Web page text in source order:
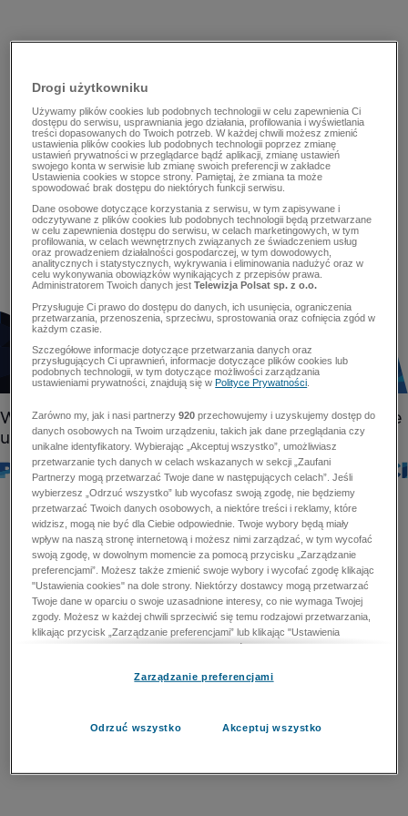
Drogi użytkowniku
Używamy plików cookies lub podobnych technologii w celu zapewnienia Ci
dostępu do serwisu, usprawniania jego działania, profilowania i wyświetlania
treści dopasowanych do Twoich potrzeb. W każdej chwili możesz zmienić
ustawienia plików cookies lub podobnych technologii poprzez zmianę
ustawień prywatności w przeglądarce bądź aplikacji, zmianę ustawień
swojego konta w serwisie lub zmianę swoich preferencji w zakładce
Ustawienia cookies w stopce strony. Pamiętaj, że zmiana ta może
spowodować brak dostępu do niektórych funkcji serwisu.
Dane osobowe dotyczące korzystania z serwisu, w tym zapisywane i
odczytywane z plików cookies lub podobnych technologii będą przetwarzane
w celu zapewnienia dostępu do serwisu, w celach marketingowych, w tym
profilowania, w celach wewnętrznych związanych ze świadczeniem usług
oraz prowadzeniem działalności gospodarczej, w tym dowodowych,
analitycznych i statystycznych, wykrywania i eliminowania nadużyć oraz w
celu wykonywania obowiązków wynikających z przepisów prawa.
Administratorem Twoich danych jestTelewizja Polsat sp. z o.o.
Przysługuje Ci prawo do dostępu do danych, ich usunięcia, ograniczenia
przetwarzania, przenoszenia, sprzeciwu, sprostowania oraz cofnięcia zgód w
każdym czasie.
Szczegółowe informacje dotyczące przetwarzania danych oraz
przysługujących Ci uprawnień, informacje dotyczące plików cookies lub
podobnych technologii, w tym dotyczące możliwości zarządzania
ustawieniami prywatności, znajdują się wPolityce Prywatności
Zarówno my, jak i nasi partnerzy920 przechowujemy i uzyskujemy dostęp do
danych osobowych na Twoim urządzeniu, takich jak dane przeglądania czy
unikalne identyfikatory. Wybierając „Akceptuj wszystko”, umożliwiasz
przetwarzanie tych danych w celach wskazanych w sekcji „Zaufani
Partnerzy mogą przetwarzać Twoje dane w następujących celach”. Jeśli
wybierzesz „Odrzuć wszystko” lub wycofasz swoją zgodę, nie będziemy
przetwarzać Twoich danych osobowych, a niektóre treści i reklamy, które
widzisz, mogą nie być dla Ciebie odpowiednie. Twoje wybory będą miały
wpływ na naszą stronę internetową i możesz nimi zarządzać, w tym wycofać
swoją zgodę, w dowolnym momencie za pomocą przycisku „Zarządzanie
preferencjami”. Możesz także zmienić swoje wybory i wycofać zgodę klikając
"Ustawienia cookies" na dole strony. Niektórzy dostawcy mogą przetwarzać
Twoje dane w oparciu o swoje uzasadnione interesy, co nie wymaga Twojej
zgody. Możesz w każdej chwili sprzeciwić się temu rodzajowi przetwarzania,
klikając przycisk „Zarządzanie preferencjami” lub klikając "Ustawienia
cookies" na dole strony. Nie możesz sprzeciwić się przetwarzaniu przez
zapobiegania oszustwom i naprawiania błędów, a w tym celu mogą zostać
przetwarzaniu danych osobowych w celu dostarczania i prezentacji reklam i
Zarządzanie preferencjami
Odrzuć wszystko Akceptuj wszystko